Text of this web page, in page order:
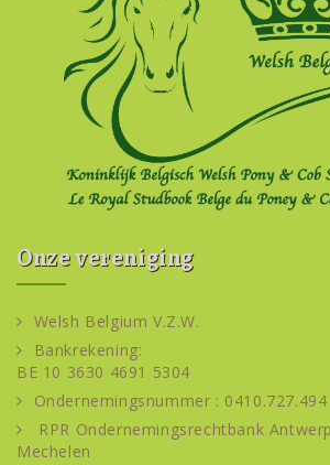
Onze vereniging
Welsh Belgium V.Z.W.
Bankrekening:
BE 10 3630 4691 5304
Ondernemingsnummer : 0410.727.494
RPR Ondernemingsrechtbank
Mechelen